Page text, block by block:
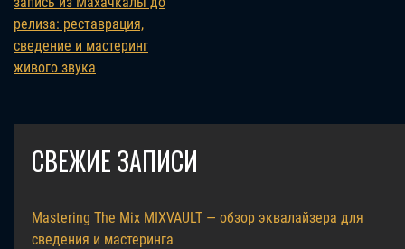
релиза: реставрация,
сведение и мастеринг
живого звука
СВЕЖИЕ ЗАПИСИ
Mastering The Mix MIXVAULT — обзор эквалайзера для
сведения и мастеринга